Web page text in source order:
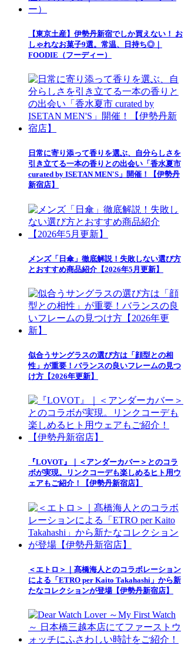
【東京土産】伊勢丹新宿でしか買えない！ お
しゃれなお菓子9選。常温、日持ち◎｜
FOODIE（フーディー）
日常に寄り添って香りを選ぶ、自分らしさを
引き立てる一本の香りとの出会い「香水夏市
curated by ISETAN MEN'S」開催！【伊勢丹
新宿店】
メンズ「日傘」徹底解説！失敗しない選び方
とおすすめ商品紹介【2026年5月更新】
似合うサングラスの選び方は「顔型との相
性」が重要！バランスの良いフレームの見つ
け方【2026年更新】
『LOVOT』｜＜アンダーカバー＞とのコラ
ボが実現。リンクコーデも楽しめるヒト用ウ
ェアもご紹介！【伊勢丹新宿店】
＜エトロ＞｜髙橋海人とのコラボレーション
による「ETRO per Kaito Takahashi」から新
たなコレクションが登場【伊勢丹新宿店】